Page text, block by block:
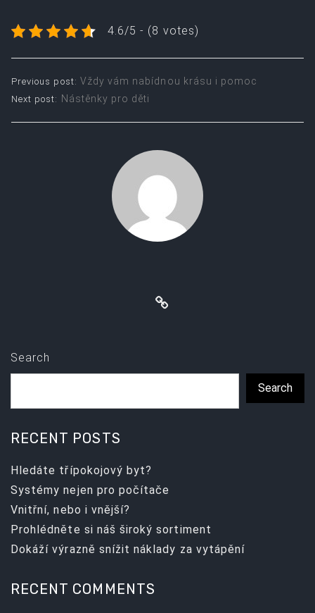
Search
Search
RECENT POSTS
Hledáte třípokojový byt?
Systémy nejen pro počítače
Vnitřní, nebo i vnější?
Prohlédněte si náš široký sortiment
Dokáží výrazně snížit náklady za vytápění
RECENT COMMENTS
4.6/5 - (8 votes)
Post
navigation
Previous post: Vždy vám nabídnou krásu i pomoc
Next post: Nástěnky pro děti